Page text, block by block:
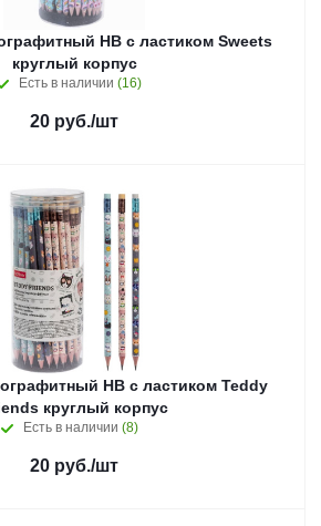
HB с ластиком Sweets
круглый корпус
Есть в наличии (16)
20 руб./шт
HB с ластиком Teddy
круглый корпус
Есть в наличии (8)
20 руб./шт